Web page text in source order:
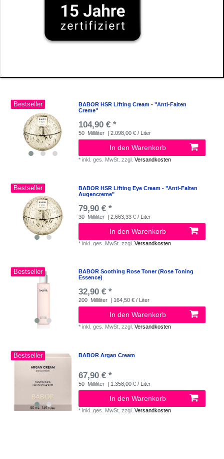
Bestseller
BABOR HSR Lifting Cream - "Anti-Falten
Creme"
104,90 € *
50 Milliliter | 2.098,00 € / Liter
In den Warenkorb
*inkl. ges. MwSt. zzgl.Versandkosten
Bestseller
BABOR HSR Lifting Eye Cream - "Anti-Falten
Augencreme"
79,90 € *
30 Milliliter | 2.663,33 € / Liter
In den Warenkorb
*inkl. ges. MwSt. zzgl.Versandkosten
Bestseller
BABOR Soothing Rose Toner (Rose Toning
Essence)
32,90 € *
200 Milliliter | 164,50 € / Liter
In den Warenkorb
*inkl. ges. MwSt. zzgl.Versandkosten
Bestseller BABOR Argan Cream
67,90 € *
50 Milliliter | 1.358,00 € / Liter
In den Warenkorb
*inkl. ges. MwSt. zzgl.Versandkosten